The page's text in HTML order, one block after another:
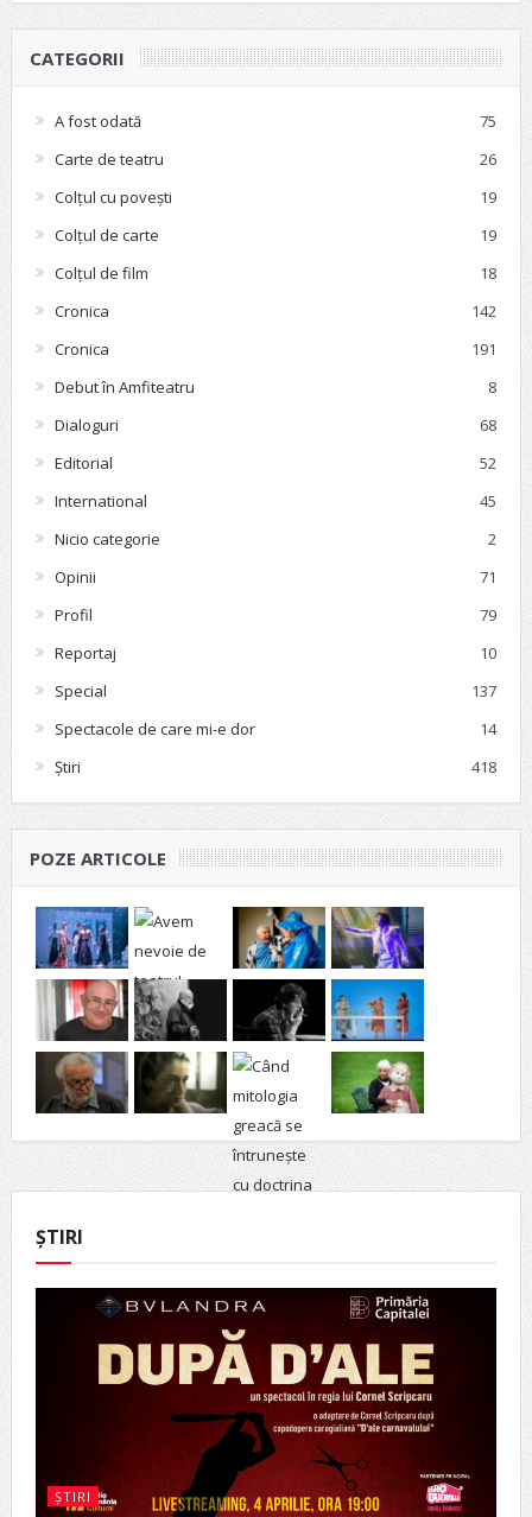
CATEGORII
A fost odată
75
Carte de teatru
26
Colțul cu povești
19
Colțul de carte
19
Colțul de film
18
Cronica
142
Cronica
191
Debut în Amfiteatru
8
Dialoguri
68
Editorial
52
International
45
Nicio categorie
2
Opinii
71
Profil
79
Reportaj
10
Special
137
Spectacole de care mi-e dor
14
Știri
418
POZE ARTICOLE
ȘTIRI
ȘTIRI